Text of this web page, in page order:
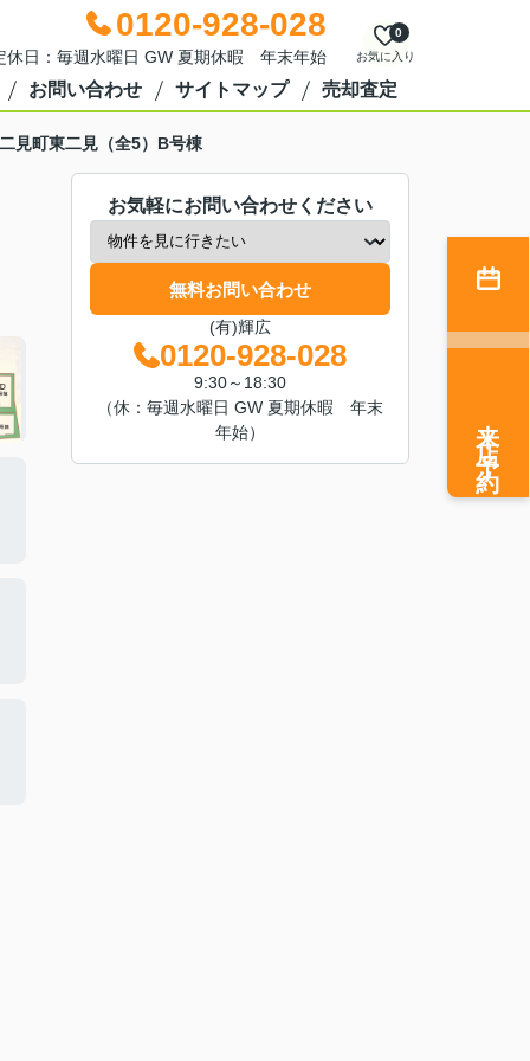
0120-928-028
日：毎週水曜日 GW 夏期休暇 年末年始 お気に入り
0
お問い合わせ サイトマップ 売却査定
見町東二見（全5）B号棟
お気軽にお問い合わせください
無料お問い合わせ
(有)輝広
0120-928-028
9:30～18:30
（休：毎週水曜日 GW 夏期休暇 年末
年始）
来店予約